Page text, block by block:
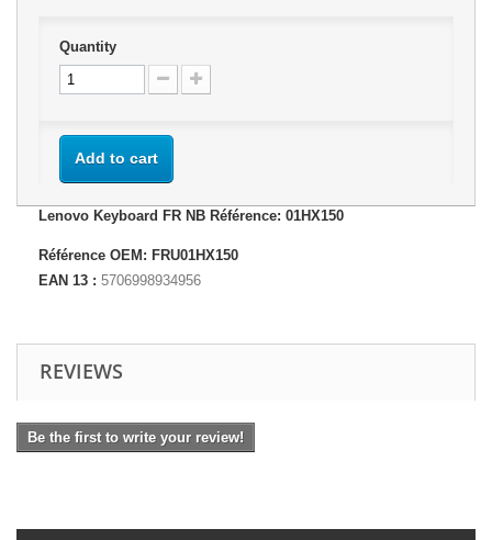
Quantity
Add to cart
Lenovo Keyboard FR NB Référence: 01HX150
Référence OEM: FRU01HX150
EAN 13 : 5706998934956
REVIEWS
Be the first to write your review!